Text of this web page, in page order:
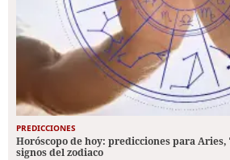
PREDICCIONES
Horóscopo de hoy: predicciones para
signos del zodiaco